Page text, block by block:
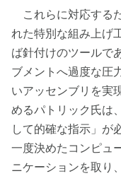
これらに対応する
れた特別な組み上げ
ば針付けのツールで
ブメントへ過度な圧
いアッセンブリを実
めるパトリック氏は
して的確な指示」が
一度決めたコンピュ
ニケーションを取り